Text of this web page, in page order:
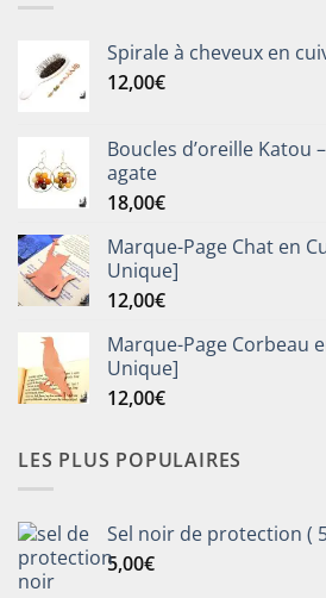
Spirale à cheveux en
12,00€
Boucles d’oreille Katou
agate
18,00€
Marque-Page Chat en
Unique]
12,00€
Marque-Page Corbeau
Unique]
12,00€
LES PLUS POPULAIRES
Sel noir de protection (
5,00€